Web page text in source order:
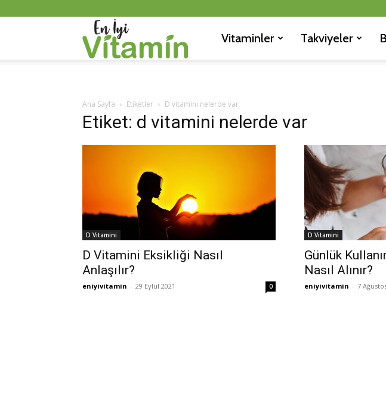
Vitamin
Vitaminler Takviyeler
Ana Sayfa Etiketler D vitamini nelerde var
Etiket: d vitamini nelerde var
D Vitamini
D Vitamini Eksikliği Nasıl
Anlaşılır?
eniyivitamin - 29 Eylül 2021 0
D Vitamini
Günlük
Nasıl Alınır?
eniyivitamin - 7